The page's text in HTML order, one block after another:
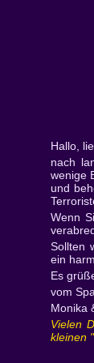
Hallo,
nach
wenige
und
Wenn
Sollten
ein
Es
vom
Monika
Vielen
kleinen